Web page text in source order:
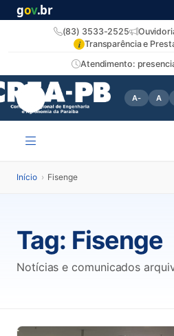
gov.br
Atendimento:
(83) 3533-2525
i Transparência e
A- A
Início › Fisenge
Tag: Fisenge
Notícias e comunicados